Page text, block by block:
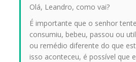
Olá, Leandro, como vai?
É importante que o senhor
consumiu, bebeu, passou ou
ou remédio diferente do que
isso aconteceu, é possível que